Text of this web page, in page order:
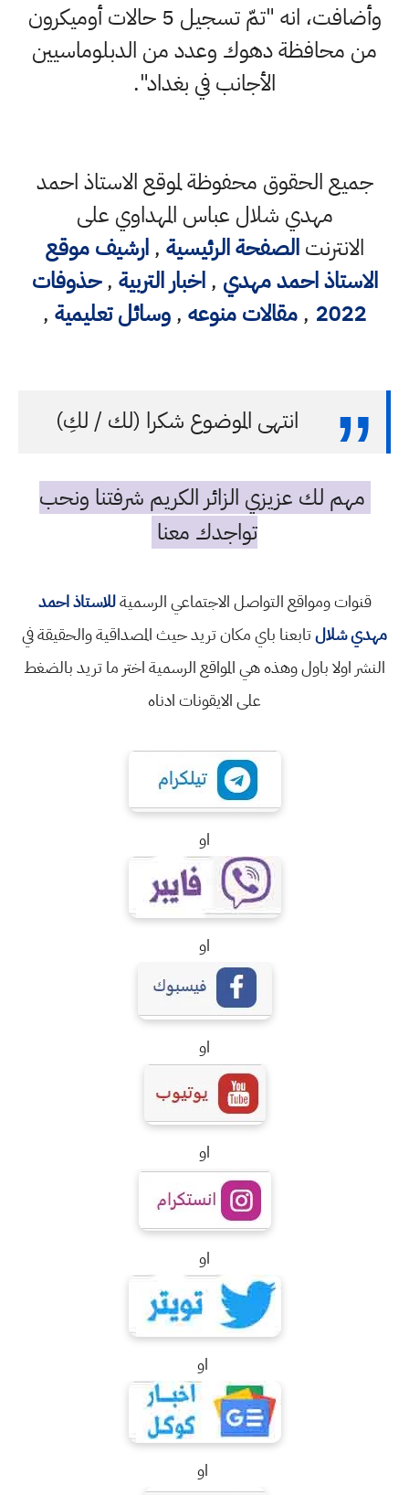
وأضافت، انه "تمّ تسجيل 5 حالات أوميكرون
من محافظة دهوك وعدد من الدبلوماسيين
الأجانب في بغداد".
جميع الحقوق محفوظة لموقع الاستاذ احمد
مهدي شلال عباس المهداوي على
الانترنتالصفحة الرئيسية ,ارشيف موقع
الاستاذ احمد مهدي ,اخبار التربية ,حذوفات
2022
,مقالات منوعه ,وسائل تعليمية ,
انتهى الموضوع شكرا (لك / لكِ)
مهم لك عزيزي الزائر الكريم شرفتنا ونحب
تواجدك معنا
قنوات ومواقع التواصل الاجتماعي الرسميةللاستاذ احمد
مهدي شلالتابعنا باي مكان تريد حيث المصداقية والحقيقة في
النشر اولا باول وهذه هي المواقع الرسمية اختر ما تريد بالضغط
على الايقونات ادناه
او
او
او
او
او
او
او